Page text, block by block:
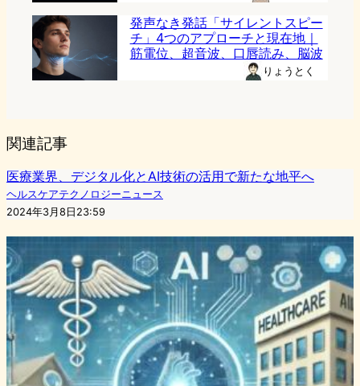
発声なき発話「サイレントスピー
チ」4つのアプローチと現在地｜
筋電位、超音波、口唇読み、脳波
りょうとく
関連記事
医療業界、デジタル化とAI技術の活用で新たな地平へ
ヘルスケアテクノロジーニュース
2024年3月8日23:59